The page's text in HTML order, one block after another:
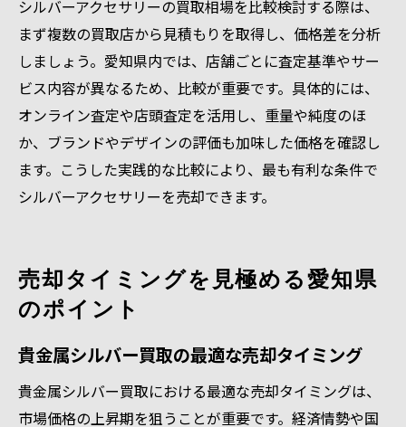
シルバーアクセサリーの買取相場を比較検討する際は、
まず複数の買取店から見積もりを取得し、価格差を分析
しましょう。愛知県内では、店舗ごとに査定基準やサー
ビス内容が異なるため、比較が重要です。具体的には、
オンライン査定や店頭査定を活用し、重量や純度のほ
か、ブランドやデザインの評価も加味した価格を確認し
ます。こうした実践的な比較により、最も有利な条件で
シルバーアクセサリーを売却できます。
売却タイミングを見極める愛知県
のポイント
貴金属シルバー買取の最適な売却タイミング
貴金属シルバー買取における最適な売却タイミングは、
市場価格の上昇期を狙うことが重要です。経済情勢や国